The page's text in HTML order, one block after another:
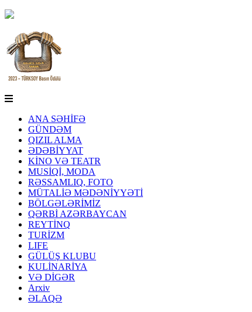
ANA SƏHİFƏ
GÜNDƏM
QIZIL ALMA
ƏDƏBİYYAT
KİNO VƏ TEATR
MUSİQİ, MODA
RƏSSAMLIQ, FOTO
MÜTALİƏ MƏDƏNİYYƏTİ
BÖLGƏLƏRİMİZ
QƏRBİ AZƏRBAYCAN
REYTİNQ
TURİZM
LIFE
GÜLÜŞ KLUBU
KULİNARİYA
VƏ DİGƏR
Arxiv
ƏLAQƏ